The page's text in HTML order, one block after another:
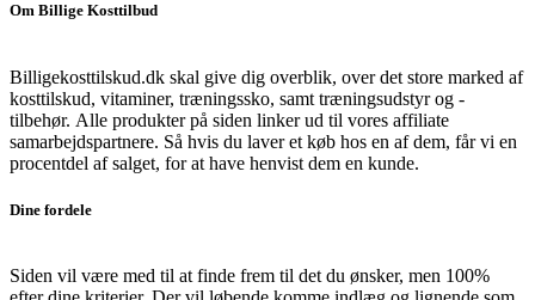
Om Billige Kosttilbud
Billigekosttilskud.dk skal give dig overblik, over det store marked af
kosttilskud, vitaminer, træningssko, samt træningsudstyr og -
tilbehør. Alle produkter på siden linker ud til vores affiliate
samarbejdspartnere. Så hvis du laver et køb hos en af dem, får vi en
procentdel af salget, for at have henvist dem en kunde.
Dine fordele
Siden vil være med til at finde frem til det du ønsker, men 100%